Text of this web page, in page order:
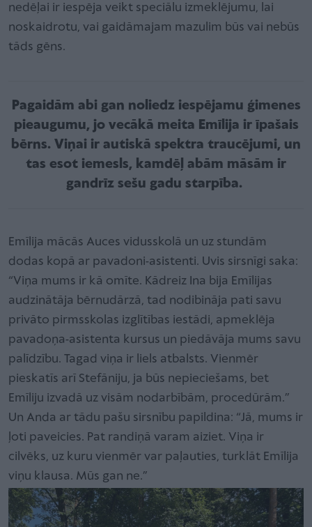
nedēļai ir iespēja veikt speciālu izmeklējumu, lai
noskaidrotu, vai gaidāmajam mazulim būs vai nebūs
tāds gēns.
Pagaidām abi gan noliedz iespējamu ģimenes
pieaugumu, jo vecākā meita Emīlija ir īpašais
bērns. Viņai ir autiskā spektra traucējumi, un
tas esot iemesls, kamdēļ abām māsām ir
gandrīz sešu gadu starpība.
Emīlija mācās Auces vidusskolā un uz stundām
dodas kopā ar pavadoni-asistenti. Uvis sirsnīgi saka:
“Viņa mums ir kā omīte. Kādreiz Ina bija Emīlijas
audzinātāja bērnudārzā, tad nodibināja pati savu
privāto pirmsskolas izglītības iestādi, apmeklēja
pavadoņa-asistenta kursus un piedāvāja mums savu
palīdzību. Tagad viņa ir liels atbalsts. Vienmēr
pieskatīs arī Stefāniju, ja būs nepieciešams, bet
Emīliju izvadā uz visām nodarbībām, procedūrām.”
Un Anda ar tādu pašu sirsnību papildina: “Jā, mums ir
ļoti paveicies. Pat randiņā varam aiziet. Viņa ir
cilvēks, uz kuru vienmēr var paļauties, turklāt Emīlija
viņu klausa. Mūs gan ne.”